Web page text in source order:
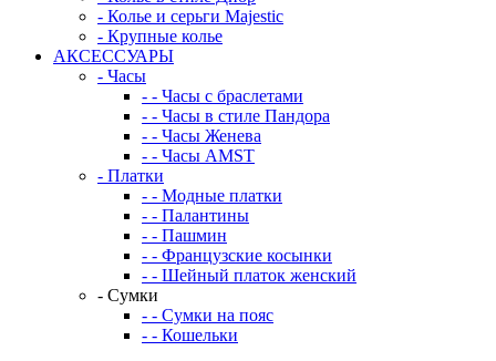
- Колье и серьги Majestic
- Крупные колье
АКСЕССУАРЫ
- Часы
- - Часы с браслетами
- - Часы в стиле Пандора
- - Часы Женева
- - Часы AMST
- Платки
- - Модные платки
- - Палантины
- - Пашмин
- - Французские косынки
- - Шейный платок женский
- Сумки
- - Сумки на пояс
- - Кошельки